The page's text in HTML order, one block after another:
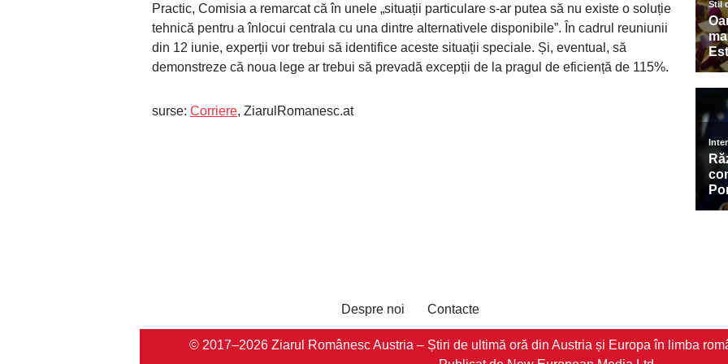
Practic, Comisia a remarcat că în unele „situații particulare s-ar putea să nu existe o soluție
tehnică pentru a înlocui centrala cu una dintre alternativele disponibile”. În cadrul reuniunii
din 12 iunie, experții vor trebui să identifice aceste situații speciale. Și, eventual, să
demonstreze că noua lege ar trebui să prevadă excepții de la pragul de eficiență de 115%.
surse: Corriere, ZiarulRomanesc.at
Despre noi Contacte
© 2017–2026 Ziarul Românesc Austria – Știri de ultimă oră din Austria și Europa în limba